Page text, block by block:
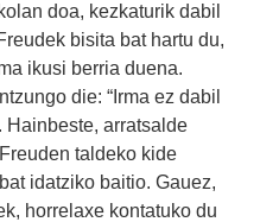
doa, kezkaturik dabil
bisita bat hartu du,
ikusi berria duena.
die: “Irma ez dabil
Hainbeste, arratsalde
taldeko kide
idatziko baitio. Gauez,
horrelaxe kontatuko du